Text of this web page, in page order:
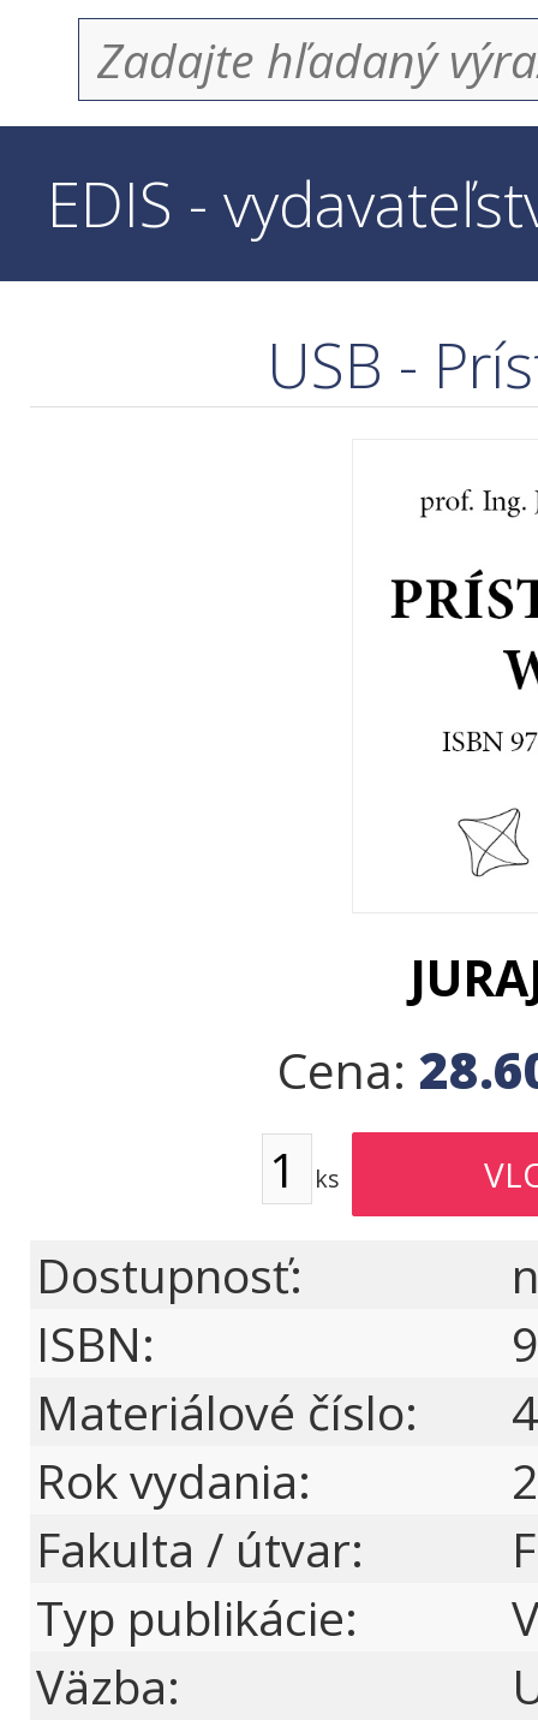
EDIS -
USB -
Cena:
ks
Dostupnosť:
ISBN:
Materiálové číslo:
Rok vydania:
Fakulta / útvar:
Typ publikácie:
Väzba: